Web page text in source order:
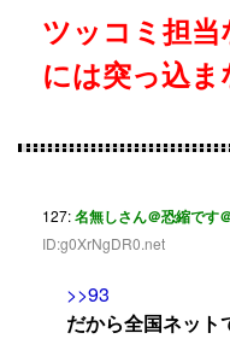
ツッコミ担
には突っ込
127:名無しさん＠恐縮です
ID:g0XrNgDR0.net
>>93
だから全国ネット